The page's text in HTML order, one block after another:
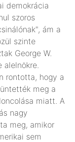
demokrácia
szoros
ám a
szinte
George W.
alelnökre.
rontotta, hogy a
meg a
miatt. A
nagy
meg, amikor
sem